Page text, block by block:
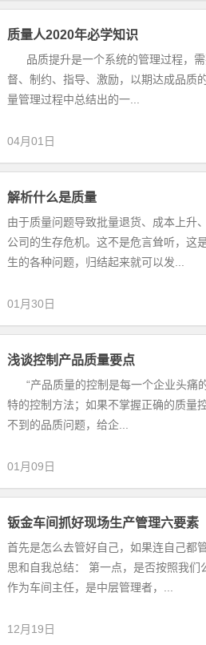
质量人2020年必学知识
品质提升是一个系统的管理过程，需
督、制约、指导、激励，以期达成品质
量管理过程中总结出的一...
04月01日
解析什么是质量
由于质量问题导致批量退货、成本上升
公司的生存危机。这不是危言耸听，这
生的各种问题，归结起来就可以发...
01月30日
浅谈控制产品质量要点
“产品质量的控制是每一个企业头痛
特的控制方法；如果不掌握正确的质量
不到的品质问题，给企...
01月09日
钣金车间抓好现场生产管理六要素
首先是怎么去管好自己，如果连自己都
思和自我总结： 第一点，是否按照我们
作为车间主任，是中层管理者，...
12月19日